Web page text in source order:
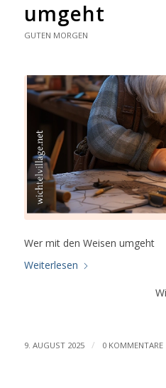
umgeht
GUTEN MORGEN
Wer mit den Weisen umgeht
Weiterlesen
9. AUGUST 2025 / 0 KOMMENTARE